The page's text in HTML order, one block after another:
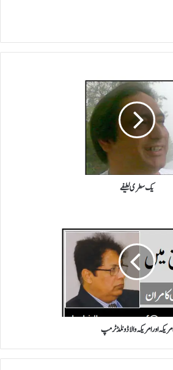
یک سطری لطیفے
امریکہ اور امریکہ والا ڈونلڈ ٹرمپ